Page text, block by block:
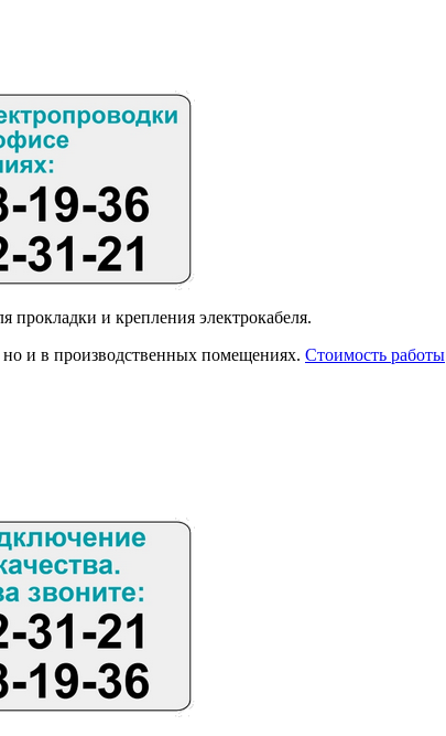
прокладки и крепления электрокабеля.
и в производственных помещениях. Стоимость работы